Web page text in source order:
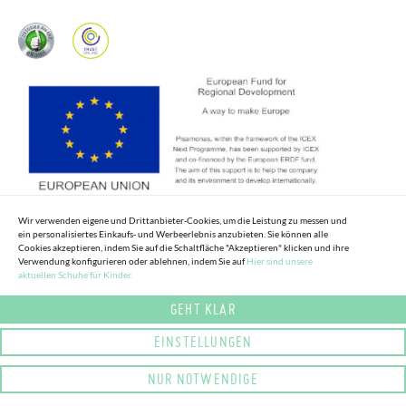
Wir verwenden eigene und Drittanbieter-Cookies, um die Leistung zu messen und
ein personalisiertes Einkaufs- und Werbeerlebnis anzubieten. Sie können alle
Cookies akzeptieren, indem Sie auf die Schaltfläche "Akzeptieren" klicken und ihre
Verwendung konfigurieren oder ablehnen, indem Sie aufHier sind unsere
aktuellen Schuhe für Kinder.
GEHT KLAR
EINSTELLUNGEN
NUR NOTWENDIGE